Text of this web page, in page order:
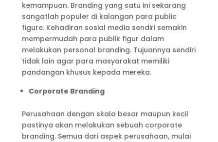
kemampuan. Branding yang satu ini sekarang
sangatlah populer di kalangan para public
figure. Kehadiran sosial media sendiri semakin
mempermudah para publik figur dalam
melakukan personal branding. Tujuannya sendiri
tidak lain agar para masyarakat memiliki
pandangan khusus kepada mereka.
Corporate Branding
Perusahaan dengan skala besar maupun kecil
pastinya akan melakukan sebuah corporate
branding. Semua dari aspek perusahaan, mulai